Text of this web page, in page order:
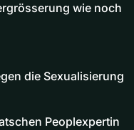
wie noch
die Sexualisierung
Peoplexpertin